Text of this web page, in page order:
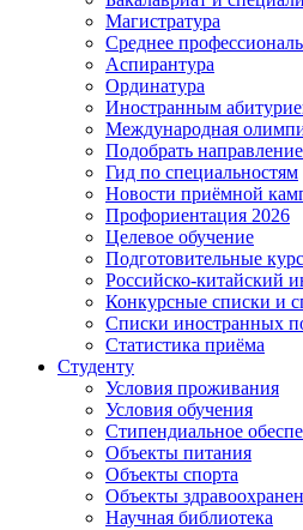
Магистратура
Среднее
Аспирантура
Ординатура
Иностранным
Международная
Подобрать
Гид по специальностям
Новости приёмной
Профориентация 2026
Целевое обучение
Подготовительные
Российско-китайский
Конкурсные списки и
Списки иностранных
Статистика приёма
Студенту
Условия проживания
Условия обучения
Стипендиальное
Объекты питания
Объекты спорта
Объекты
Научная библиотека